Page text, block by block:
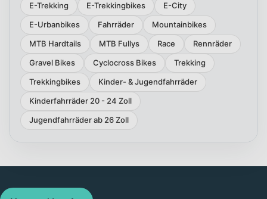
E-Trekking
E-Trekkingbikes
E-City
E-Urbanbikes
Fahrräder
Mountainbikes
MTB Hardtails
MTB Fullys Race
Rennräder
Gravel Bikes
Cyclocross Bikes
Trekking
Trekkingbikes
Kinder- & Jugendfahrräder
Kinderfahrräder 20 - 24 Zoll
Jugendfahrräder ab 26 Zoll